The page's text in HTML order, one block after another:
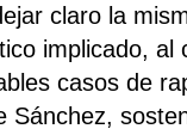
claro la
implicado, al
casos de
Sánchez,